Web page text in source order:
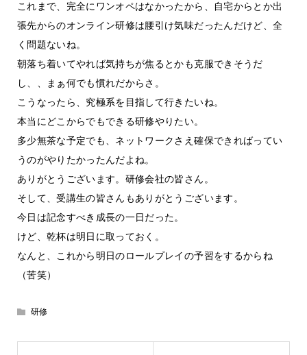
これまで、完全にワンオペはなかったから、自宅からとか出
張先からのオンライン研修は腰引け気味だったんだけど、全
く問題ないね。
朝落ち着いてやれば気持ちが焦るとかも克服できそうだ
し、、まぁ何でも慣れだからさ。
こうなったら、究極系を目指して行きたいね。
本当にどこからでもできる研修やりたい。
多少無茶な予定でも、ネットワークさえ確保できればってい
うのがやりたかったんだよね。
ありがとうございます。研修会社の皆さん。
そして、受講生の皆さんもありがとうございます。
今日は記念すべき成長の一日だった。
けど、乾杯は明日に取っておく。
なんと、これから明日のロールプレイの予習をするからね
（苦笑）
研修